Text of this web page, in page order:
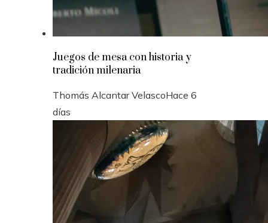
Juegos de mesa con historia y
tradición milenaria
Thomás Alcantar VelascoHace 6
días